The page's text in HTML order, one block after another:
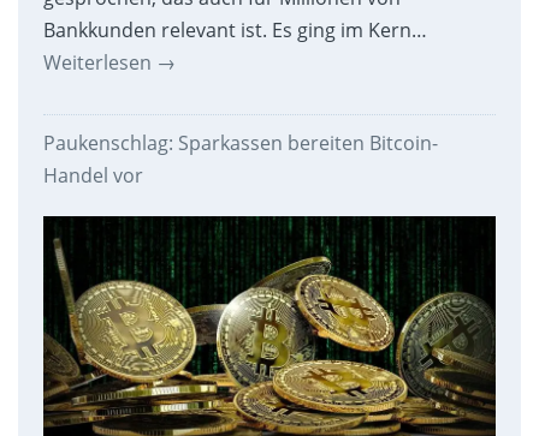
Bankkunden relevant ist. Es ging im Kern…
Weiterlesen →
Paukenschlag: Sparkassen bereiten Bitcoin-
Handel vor